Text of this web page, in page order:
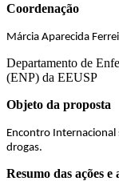
Coordenação
Márcia Aparecida
Departamento de
(ENP) da EEUSP
Objeto da proposta
Encontro Internacional
drogas.
Resumo das ações e